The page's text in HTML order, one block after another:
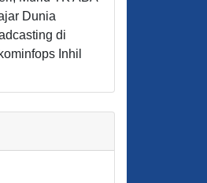
Dunia
di
Inhil